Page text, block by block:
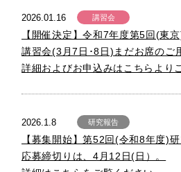
2026.01.16 講習会
【開催決定】令和7年度第5回(東
講習会(3月7日･8日)まだお席のご
詳細およびお申込みはこちらより
2026.1.8 研究報告
【募集開始】第52回(令和8年度)
応募締切りは、4月12日(日）。